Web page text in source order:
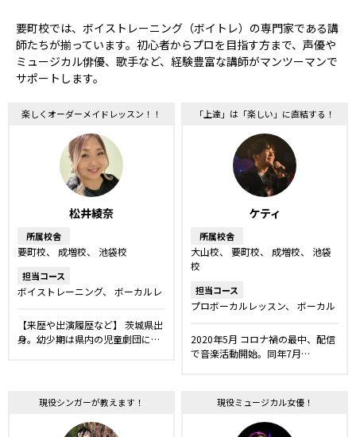
要町校では、ボイストレーニング（ボイトレ）の専門家である講
師たちが揃っています。初心者からプロを目指す方まで、声優や
ミュージカル俳優、歌手など、経験豊富な講師がマンツーマンで
サポートします。
楽しくオーダーメイドレッスン！！
松井綾奈
所属校舎
要町校 成増校 池袋校
担当コース
ボイストレーニング
ボーカルレ
ミュージカルレッスン
声優レッ
スン
キッズ・ジュニアコース
【来歴や出演履歴など】 茨城県出
身。幼少期は県内の児童劇団に…
「上達」は「楽しい」に直結する！
ケティ
所属校舎
大山校 要町校 成増校
池袋
校
担当コース
プロボーカルレッスン
ボーカル
ッスン
弾き語りレッスン
キッ
ズ・ジュニアコース
ボイストレ
ーニング
2020年5月 コロナ禍の最中、配信
で音楽活動開始。同年7月…
現役シンガーが教えます！ 現役ミュージカル女優！